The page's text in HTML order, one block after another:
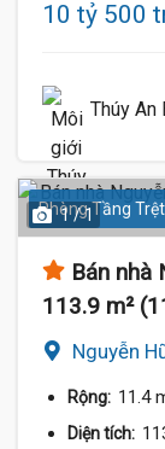
10 tỷ 500
Thúy An
Phòng Tầng Trệt
1 / 1
Bán nhà
113.9 m²
Nguyễn
Rộng: 11.4
Diện tích: